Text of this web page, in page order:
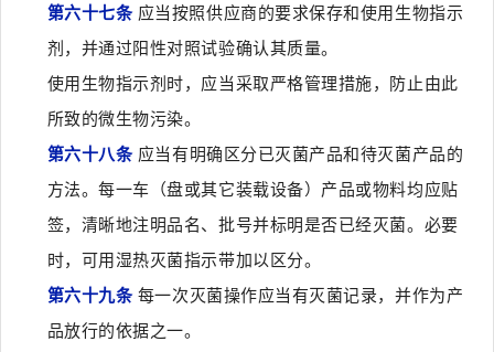
第六十七条 应当按照供应商的要求保存和使用生物指示
剂，并通过阳性对照试验确认其质量。
使用生物指示剂时，应当采取严格管理措施，防止由此
所致的微生物污染。
第六十八条应当有明确区分已灭菌产品和待灭菌产品的
方法。每一车（盘或其它装载设备）产品或物料均应贴
签，清晰地注明品名、批号并标明是否已经灭菌。必要
时，可用湿热灭菌指示带加以区分。
第六十九条每一次灭菌操作应当有灭菌记录，并作为产
品放行的依据之一。